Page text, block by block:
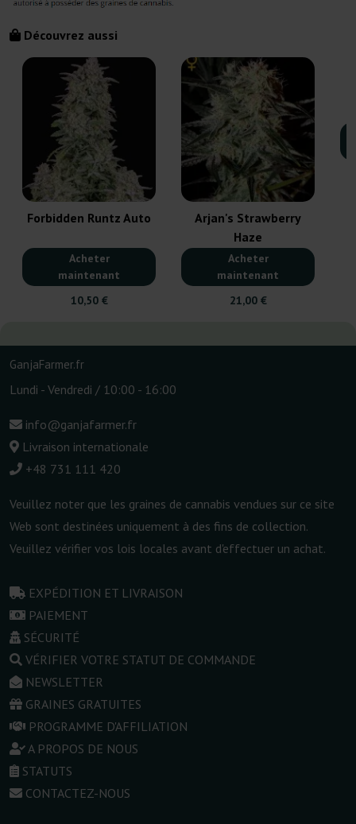
Découvrez aussi
Forbidden Runtz Auto
Acheter
maintenant
10,50 €
Arjan's Strawberry
Haze
Acheter
maintenant
21,00 €
GanjaFarmer.fr
Lundi - Vendredi / 10:00 - 16:00
info@ganjafarmer.fr
Livraison internationale
+48 731 111 420
Veuillez noter que les graines de cannabis vendues sur ce site
Web sont destinées uniquement à des fins de collection.
Veuillez vérifier vos lois locales avant d'effectuer un achat.
EXPÉDITION ET LIVRAISON
PAIEMENT
SÉCURITÉ
VÉRIFIER VOTRE STATUT DE COMMANDE
NEWSLETTER
GRAINES GRATUITES
PROGRAMME D'AFFILIATION
A PROPOS DE NOUS
STATUTS
CONTACTEZ-NOUS